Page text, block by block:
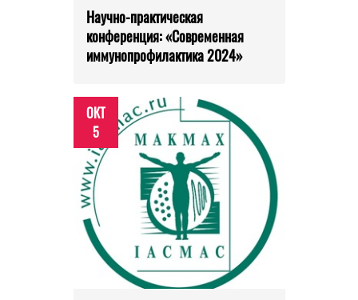
Научно-практическая
конференция: «Современная
иммунопрофилактика 2024»
ОКТ
5